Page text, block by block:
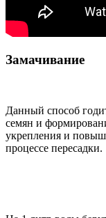
Замачивание
Данный способ
семян и
укрепления и
процессе пересадки.